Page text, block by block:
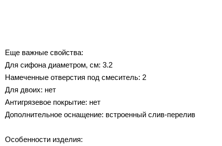
Еще важные свойства:
Для сифона диаметром, см: 3.2
Намеченные отверстия под смеситель: 2
Для двоих: нет
Антигрязевое покрытие: нет
Дополнительное оснащение: встроенный слив-перелив
Особенности изделия: